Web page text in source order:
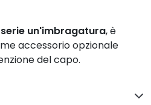
un'imbragatura, è
accessorio opzionale
del capo.